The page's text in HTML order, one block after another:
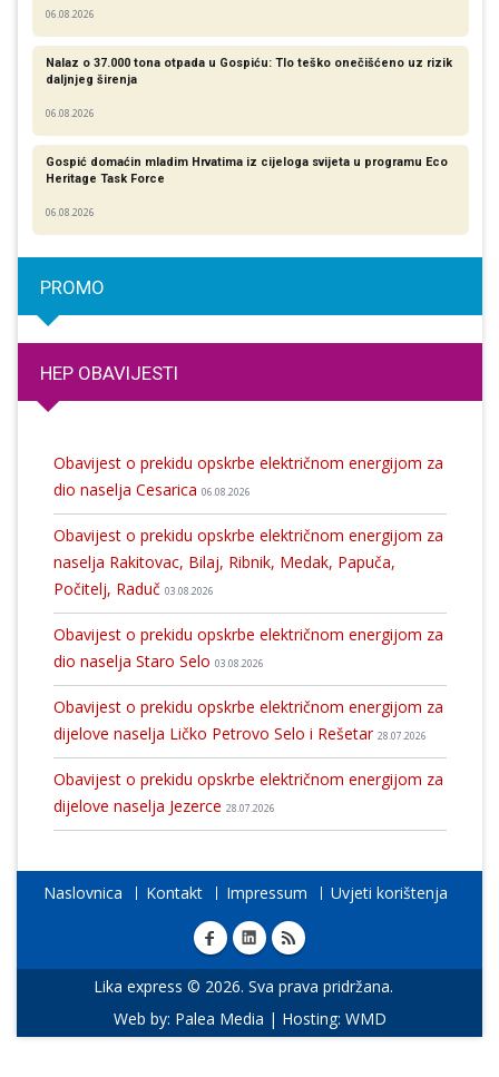
06.08.2026
Nalaz o 37.000 tona otpada u Gospiću: Tlo teško onečišćeno uz rizik
daljnjeg širenja
06.08.2026
Gospić domaćin mladim Hrvatima iz cijeloga svijeta u programu Eco
Heritage Task Force
06.08.2026
PROMO
HEP OBAVIJESTI
Obavijest o prekidu opskrbe električnom energijom za
dio naselja Cesarica 06.08.2026
Obavijest o prekidu opskrbe električnom energijom za
naselja Rakitovac, Bilaj, Ribnik, Medak, Papuča,
Počitelj, Raduč 03.08.2026
Obavijest o prekidu opskrbe električnom energijom za
dio naselja Staro Selo 03.08.2026
Obavijest o prekidu opskrbe električnom energijom za
dijelove naselja Ličko Petrovo Selo i Rešetar 28.07.2026
Obavijest o prekidu opskrbe električnom energijom za
dijelove naselja Jezerce 28.07.2026
Naslovnica Kontakt Impressum Uvjeti korištenja
Lika express © 2026. Sva prava pridržana.
Web by: Palea Media | Hosting: WMD